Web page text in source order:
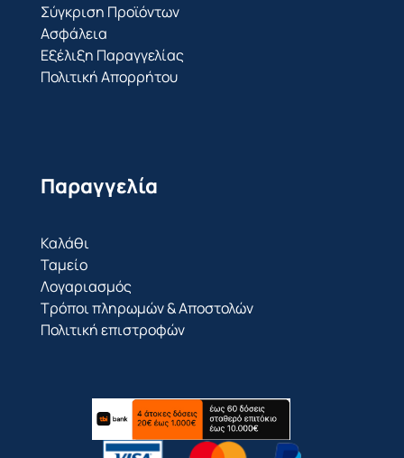
Σύγκριση Προϊόντων
Ασφάλεια
Εξέλιξη Παραγγελίας
Πολιτική Απορρήτου
Παραγγελία
Καλάθι
Ταμείο
Λογαριασμός
Τρόποι πληρωμών & Αποστολών
Πολιτική επιστροφών